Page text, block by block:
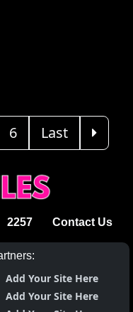
6 Last
2257 Contact Us
Add Your Site Here
Add Your Site Here